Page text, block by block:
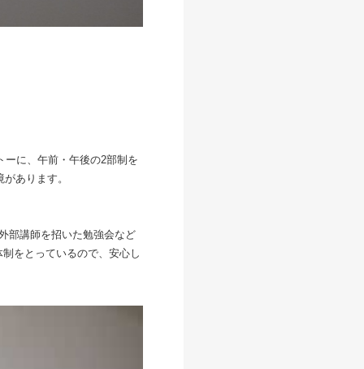
ーに、午前・午後の2部制を
あります。
部講師を招いた勉強会など
をとっているので、安心し